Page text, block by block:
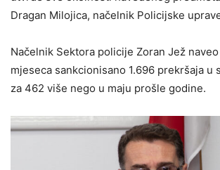
Dragan Milojica, načelnik Policijske
Načelnik Sektora policije Zoran Jež
mjeseca sankcionisano 1.696 prekršaja u
za 462 više nego u maju prošle godine.